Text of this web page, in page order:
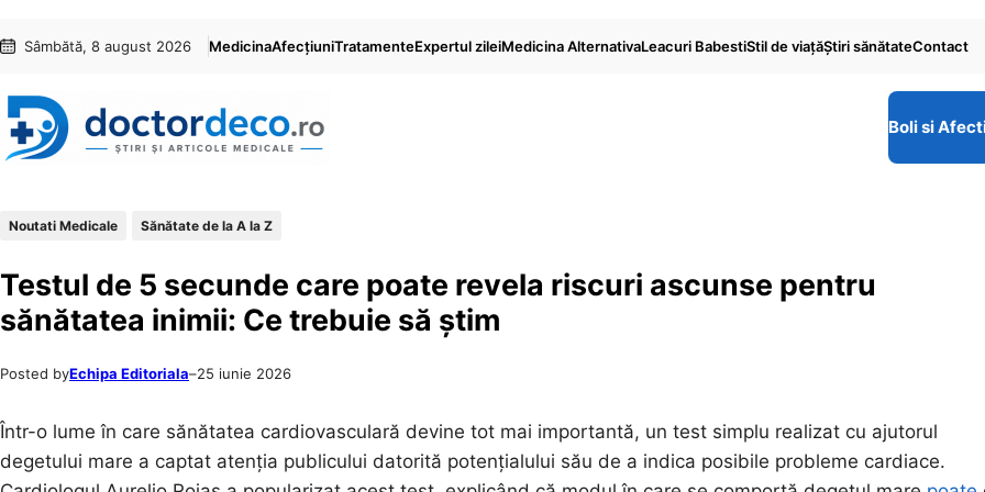
conținut
content
Sâmbătă, 8 august 2026 MedicinaAfecțiuniTratamenteExpertul zileiMedicina AlternativaLeacuri BabestiStil de viaţăŞtiri sănătateContact
Boli si
Noutati Medicale Sănătate de la A la Z
Testul de 5 secunde care poate revela riscuri ascunse pentru
sănătatea inimii: Ce trebuie să știm
Posted byEchipa Editoriala–25 iunie 2026
Într-o lume în care sănătatea cardiovasculară devine tot mai importantă, un test simplu realizat cu ajutorul
degetului mare a captat atenția publicului datorită potențialului său de a indica posibile probleme cardiace.